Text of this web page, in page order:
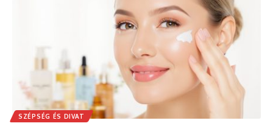
SZÉPSÉG ÉS DIVAT